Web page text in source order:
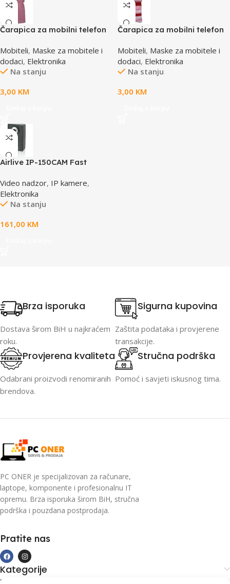
Čarapica za mobilni telefon
65x100mm
Mobiteli, Maske za mobitele i
dodaci, Elektronika
Na stanju
3,00 KM
Čarapica za mobilni telefon
bijela 65x100mm
Mobiteli, Maske za mobitele i
dodaci, Elektronika
Na stanju
3,00 KM
Airlive IP-150CAM Fast
camera
Video nadzor, IP kamere,
Elektronika
Na stanju
161,00 KM
Brza isporuka
Dostava širom BiH u najkraćem
roku.
Sigurna kupovina
Zaštita podataka i provjerene
transakcije.
Provjerena kvaliteta
Odabrani proizvodi renomiranih
brendova.
Stručna podrška
Pomoć i savjeti iskusnog tima.
PC ONER je specijalizovan za računare,
laptope, komponente i profesionalnu IT
opremu. Brza isporuka širom BiH, stručna
podrška i pouzdana postprodaja.
Pratite nas
Kategorije